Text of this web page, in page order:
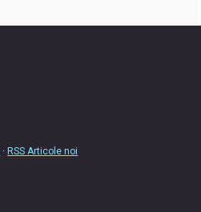
·RSS Articole noi